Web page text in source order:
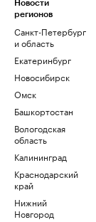
Новости
регионов
Санкт-Петербург
и область
Екатеринбург
Новосибирск
Омск
Башкортостан
Вологодская
область
Калининград
Краснодарский
край
Нижний
Новгород